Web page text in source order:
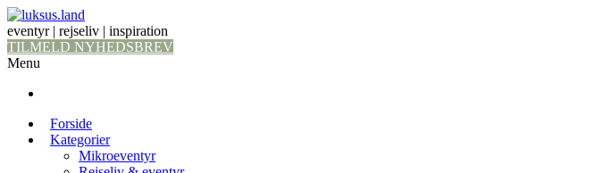
eventyr | rejseliv | inspiration
TILMELD NYHEDSBREV
Menu
Forside
Kategorier
Mikroeventyr